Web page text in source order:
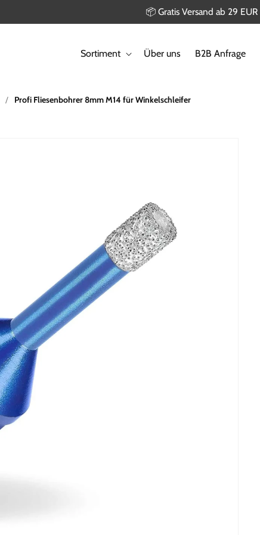
📦 Gratis Versand ab 29 EUR
Sortiment Über uns B2B Anfrage
Profi Fliesenbohrer 8mm M14 für Winkelschleifer